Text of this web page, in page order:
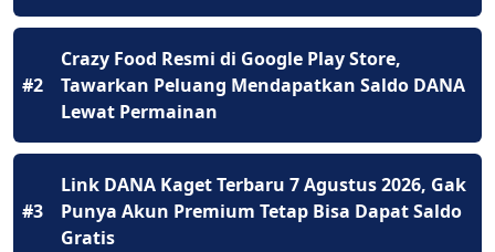
#2
Crazy Food Resmi di Google Play Store,
Tawarkan Peluang Mendapatkan Saldo DANA
Lewat Permainan
#3
Link DANA Kaget Terbaru 7 Agustus 2026, Gak
Punya Akun Premium Tetap Bisa Dapat Saldo
Gratis